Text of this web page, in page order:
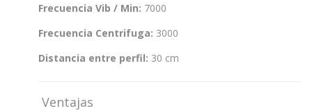
Frecuencia Vib / Min: 7000
Frecuencia Centrifuga: 3000
Distancia entre perfil: 30 cm
Ventajas